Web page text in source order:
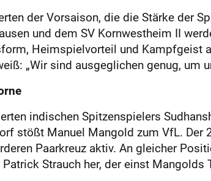
der Vorsaison, die die Stärke der
und dem SV Kornwestheim II
Heimspielvorteil und
„Wir sind ausgeglichen genug, um
indischen Spitzenspielers
stößt Manuel Mangold zum VfL.
Paarkreuz aktiv. An gleicher
Strauch her, der einst Mangolds